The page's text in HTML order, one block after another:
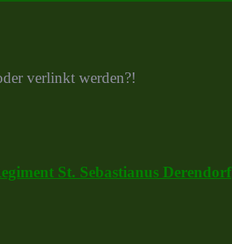
verlinkt werden?!
St. Sebastianus Derendorf